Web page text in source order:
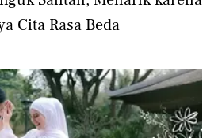
Cita Rasa Beda